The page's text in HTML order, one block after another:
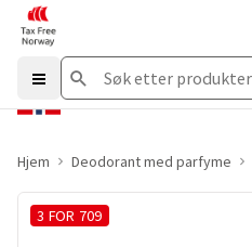
Hjem Deodorant med parfyme
3 FOR 709